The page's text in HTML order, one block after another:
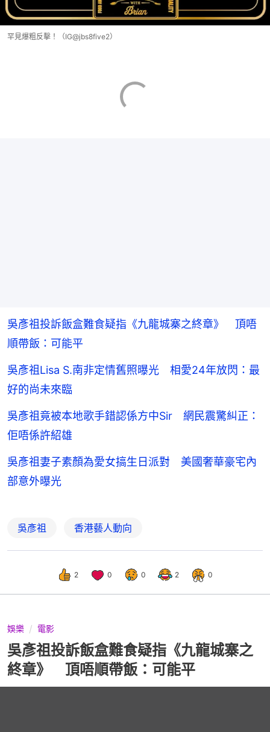
罕見爆粗反擊！（IG@jbs8five2）
吳彥祖投訴飯盒難食疑指《九龍城寨之終章》 頂唔
順帶飯：可能平
吳彥祖Lisa S.南非定情舊照曝光 相愛24年放閃：最
好的尚未來臨
吳彥祖竟被本地歌手錯認係方中Sir 網民震驚糾正：
佢唔係許紹雄
吳彥祖妻子素顏為愛女搞生日派對 美國奢華豪宅內
部意外曝光
吳彥祖 香港藝人動向
2 0 0 2 0
娛樂 電影
吳彥祖投訴飯盒難食疑指《九龍城寨之
終章》 頂唔順帶飯：可能平